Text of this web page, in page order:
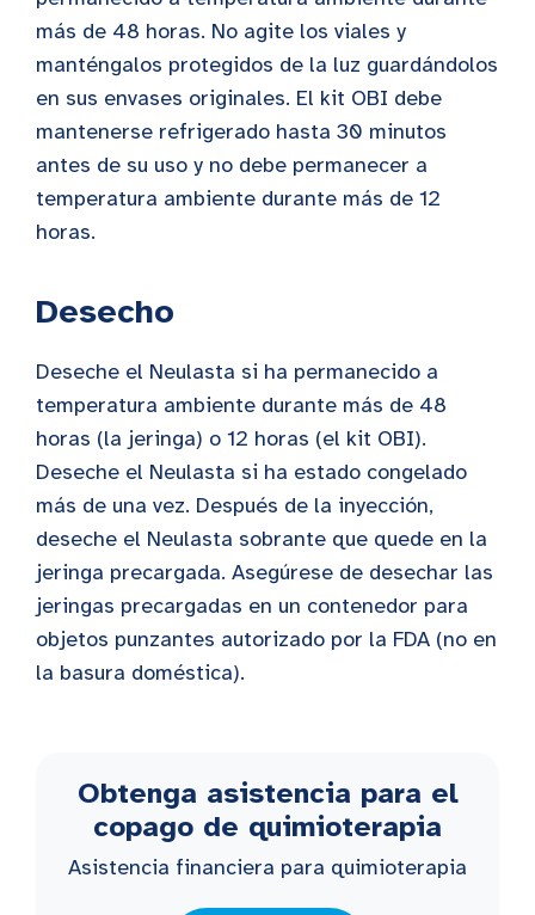
más de 48 horas. No agite los viales y
manténgalos protegidos de la luz guardándolos
en sus envases originales. El kit OBI debe
mantenerse refrigerado hasta 30 minutos
antes de su uso y no debe permanecer a
temperatura ambiente durante más de 12
horas.
Desecho
Deseche el Neulasta si ha permanecido a
temperatura ambiente durante más de 48
horas (la jeringa) o 12 horas (el kit OBI).
Deseche el Neulasta si ha estado congelado
más de una vez. Después de la inyección,
deseche el Neulasta sobrante que quede en la
jeringa precargada. Asegúrese de desechar las
jeringas precargadas en un contenedor para
objetos punzantes autorizado por la FDA (no en
la basura doméstica).
Obtenga asistencia para el
copago de quimioterapia
Asistencia financiera para quimioterapia